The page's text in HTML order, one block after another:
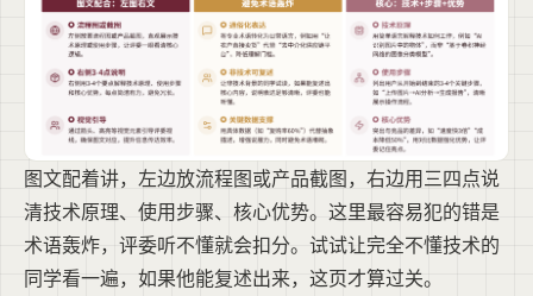
图文配着讲，左边放流程图或产品截图，右边用三四点说
清技术原理、使用步骤、核心优势。这里最容易犯的错是
术语轰炸，评委听不懂就会扣分。试试让完全不懂技术的
同学看一遍，如果他能复述出来，这页才算过关。